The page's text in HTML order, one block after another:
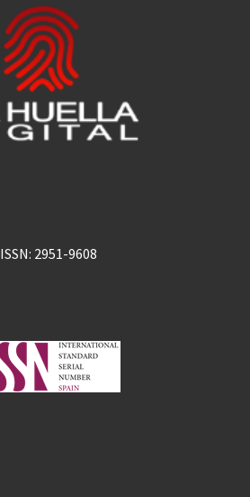
ISSN: 2951-9608